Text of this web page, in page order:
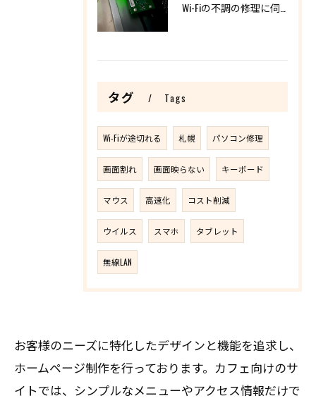
タグ Tags
Wi-Fiが途切れる 札幌 パソコン修理
画面割れ 画面映らない キーボード
マウス 高速化 コスト削減
ウイルス スマホ タブレット
無線LAN
お客様のニーズに特化したデザインと機能を追求し、
ホームページ制作を行っております。カフェ向けのサ
イトでは、シンプルなメニューやアクセス情報だけで